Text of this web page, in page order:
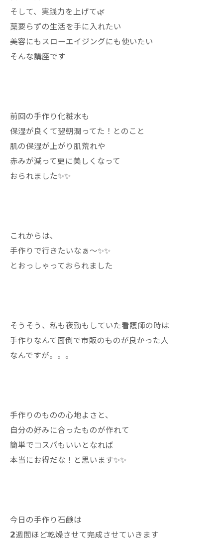
そして、実践力を上げて🌿
薬要らずの生活を手に入れたい
美容にもスローエイジングにも使いたい
そんな講座です
前回の手作り化粧水も
保湿が良くて翌朝潤ってた！とのこと
肌の保湿が上がり肌荒れや
赤みが減って更に美しくなって
おられました✨✨
これからは、
手作りで行きたいなぁ〜✨✨
とおっしゃっておられました
そうそう、私も夜勤もしていた看護師の時は
手作りなんて面倒で市販のものが良かった人
なんですが。。。
手作りのものの心地よさと、
自分の好みに合ったものが作れて
簡単でコスパもいいとなれば
本当にお得だな！と思います✨✨
今日の手作り石鹸は
𝟮週間ほど乾燥させて完成させていきます